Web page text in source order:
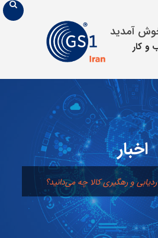
و كار
اخبار
ردیابی و رهگیری کالا چه می‌دانید؟